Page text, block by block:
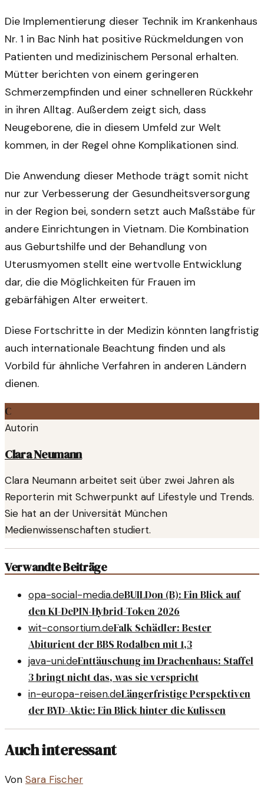
Die Implementierung dieser Technik im Krankenhaus
Nr. 1 in Bac Ninh hat positive Rückmeldungen von
Patienten und medizinischem Personal erhalten.
Mütter berichten von einem geringeren
Schmerzempfinden und einer schnelleren Rückkehr
in ihren Alltag. Außerdem zeigt sich, dass
Neugeborene, die in diesem Umfeld zur Welt
kommen, in der Regel ohne Komplikationen sind.
Die Anwendung dieser Methode trägt somit nicht
nur zur Verbesserung der Gesundheitsversorgung
in der Region bei, sondern setzt auch Maßstäbe für
andere Einrichtungen in Vietnam. Die Kombination
aus Geburtshilfe und der Behandlung von
Uterusmyomen stellt eine wertvolle Entwicklung
dar, die die Möglichkeiten für Frauen im
gebärfähigen Alter erweitert.
Diese Fortschritte in der Medizin könnten langfristig
auch internationale Beachtung finden und als
Vorbild für ähnliche Verfahren in anderen Ländern
dienen.
C
Autorin
Clara Neumann
Clara Neumann arbeitet seit über zwei Jahren als
Reporterin mit Schwerpunkt auf Lifestyle und Trends.
Sie hat an der Universität München
Medienwissenschaften studiert.
Verwandte Beiträge
opa-social-media.deBUILDon (B): Ein Blick auf
den KI-DePIN-Hybrid-Token 2026
wit-consortium.deFalk Schädler: Bester
Abiturient der BBS Rodalben mit 1,3
java-uni.deEnttäuschung im Drachenhaus: Staffel
3 bringt nicht das, was sie verspricht
in-europa-reisen.deLängerfristige Perspektiven
der BYD-Aktie: Ein Blick hinter die Kulissen
Auch interessant
Von Sara Fischer